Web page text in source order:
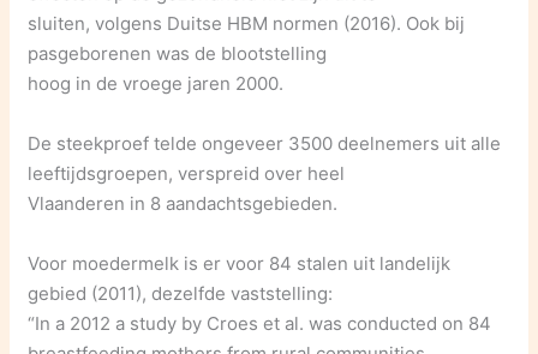
sluiten, volgens Duitse HBM normen (2016). Ook bij
pasgeborenen was de blootstelling
hoog in de vroege jaren 2000.
De steekproef telde ongeveer 3500 deelnemers uit alle
leeftijdsgroepen, verspreid over heel
Vlaanderen in 8 aandachtsgebieden.
Voor moedermelk is er voor 84 stalen uit landelijk
gebied (2011), dezelfde vaststelling:
“In a 2012 a study by Croes et al. was conducted on 84